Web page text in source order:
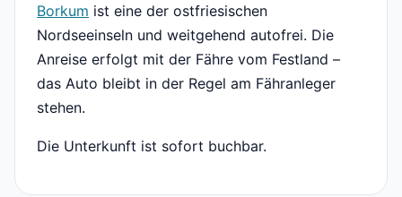
Borkum ist eine der ostfriesischen
Nordseeinseln und weitgehend autofrei. Die
Anreise erfolgt mit der Fähre vom Festland –
das Auto bleibt in der Regel am Fähranleger
stehen.
Die Unterkunft ist sofort buchbar.